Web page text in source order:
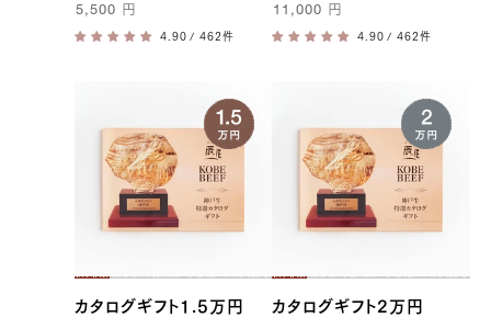
5,500 円
/ 462件
11,000 円
/ 462件
カタログギフト1.5万円 カタログギフト2万円